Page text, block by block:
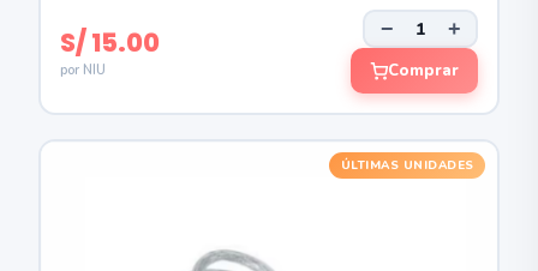
S/ 15.00
por NIU
− +
Comprar
ÚLTIMAS UNIDADES